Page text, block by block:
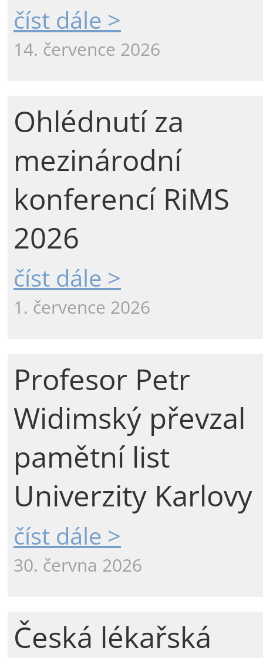
číst dále >
14. července 2026
Ohlédnutí za
mezinárodní
konferencí RiMS
2026
číst dále >
1. července 2026
Profesor Petr
Widimský převzal
pamětní list
Univerzity Karlovy
číst dále >
30. června 2026
Česká lékařská